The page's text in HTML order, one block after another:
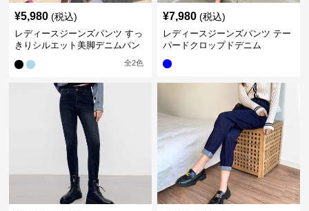
¥5,980 (税込)
レディースジーンズパンツ すっ
きりシルエット美脚デニムパン
全2色
¥7,980 (税込)
レディースジーンズパンツ テー
パードクロップドデニム